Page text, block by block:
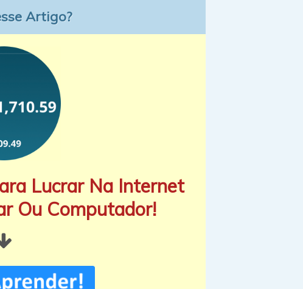
Artigo?
Lucrar Na Internet
Ou Computador!